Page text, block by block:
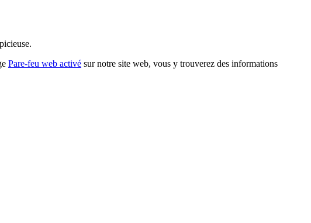
Pare-feu web activé sur notre site web, vous y trouverez des informations